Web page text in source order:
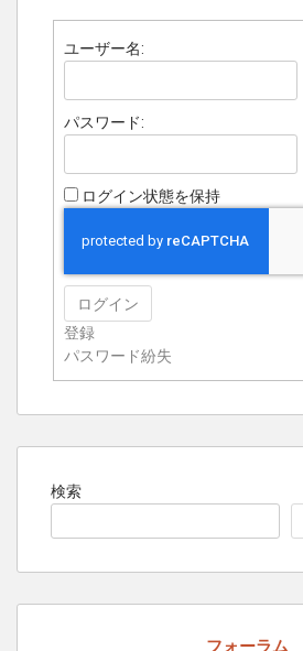
ユーザー名:
パスワード:
ログイン状態を保持
ログイン
登録
パスワード紛失
検索
フォーラム